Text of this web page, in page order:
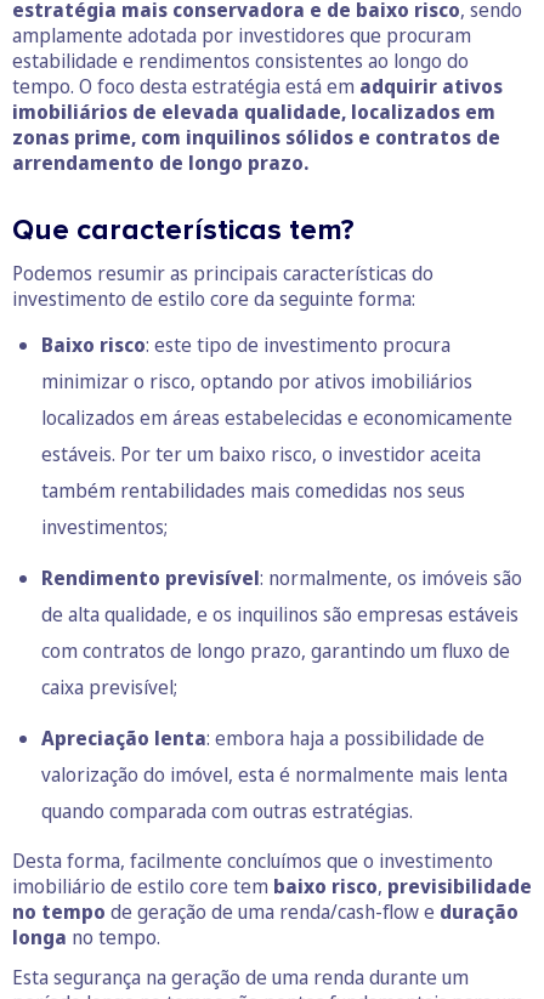
estratégia mais conservadora e de baixo risco, sendo
amplamente adotada por investidores que procuram
estabilidade e rendimentos consistentes ao longo do
tempo. O foco desta estratégia está em adquirir ativos
imobiliários de elevada qualidade, localizados em
zonas prime, com inquilinos sólidos e contratos de
arrendamento de longo prazo.
Que características tem?
Podemos resumir as principais características do
investimento de estilo core da seguinte forma:
Baixo risco: este tipo de investimento procura
minimizar o risco, optando por ativos imobiliários
localizados em áreas estabelecidas e economicamente
estáveis. Por ter um baixo risco, o investidor aceita
também rentabilidades mais comedidas nos seus
investimentos;
Rendimento previsível: normalmente, os imóveis são
de alta qualidade, e os inquilinos são empresas estáveis
com contratos de longo prazo, garantindo um fluxo de
caixa previsível;
Apreciação lenta: embora haja a possibilidade de
valorização do imóvel, esta é normalmente mais lenta
quando comparada com outras estratégias.
Desta forma, facilmente concluímos que o investimento
imobiliário de estilo core tem baixo risco, previsibilidade
no tempo de geração de uma renda/cash-flow e duração
longa no tempo.
Esta segurança na geração de uma renda durante um